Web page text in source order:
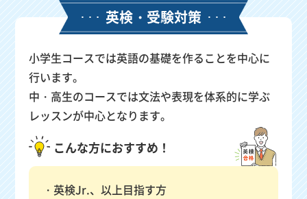
英検・受験対策
小学生コースでは英語の基礎を作ることを中心に
行います。
中・高生のコースでは文法や表現を体系的に学ぶ
レッスンが中心となります。
こんな方におすすめ！
英検Jr.、以上目指す方